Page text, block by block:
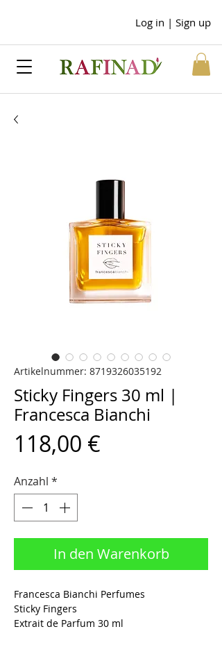
Log in | Sign up
Artikelnummer: 8719326035192
Sticky Fingers 30 ml |
Francesca Bianchi
118,00 €
Anzahl *
In den Warenkorb
Francesca Bianchi Perfumes
Sticky Fingers
Extrait de Parfum 30 ml